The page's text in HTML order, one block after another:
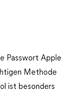
Passwort Apple
Methode
ist besonders